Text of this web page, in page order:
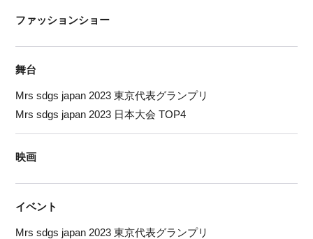
ファッションショー
舞台
Mrs sdgs japan 2023 東京代表グランプリ
Mrs sdgs japan 2023 日本大会 TOP4
映画
イベント
Mrs sdgs japan 2023 東京代表グランプリ